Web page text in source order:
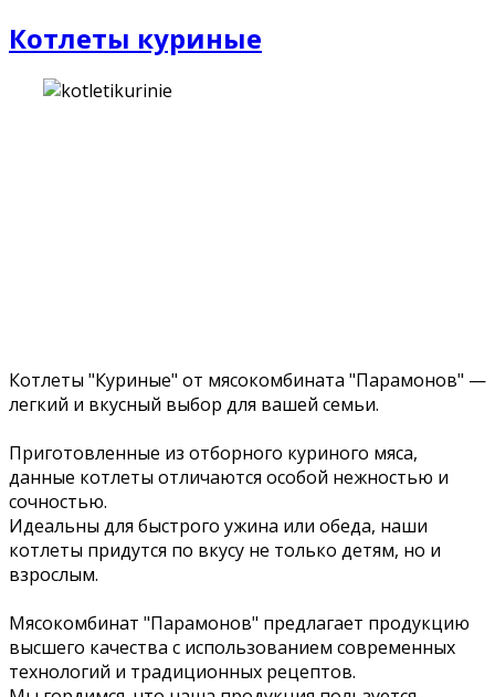
Котлеты куриные
Котлеты "Куриные" от мясокомбината "Парамонов" —
легкий и вкусный выбор для вашей семьи.
Приготовленные из отборного куриного мяса,
данные котлеты отличаются особой нежностью и
сочностью.
Идеальны для быстрого ужина или обеда, наши
котлеты придутся по вкусу не только детям, но и
взрослым.
Мясокомбинат "Парамонов" предлагает продукцию
высшего качества с использованием современных
технологий и традиционных рецептов.